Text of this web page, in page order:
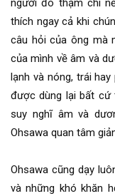
người đó thậm chí
thích ngay cả khi
câu hỏi của ông mà
của mình về âm và
lạnh và nóng, trái
được dùng lại bất cứ
suy nghĩ âm và
Ohsawa quan tâm
Ohsawa cũng dạy
và những khó khăn